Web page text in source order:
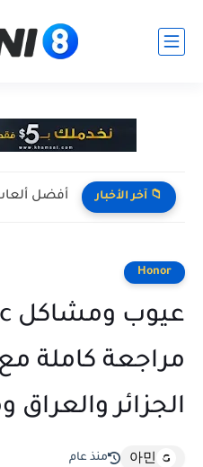
📁 آخر الأخبار
Honor
مراجعة كاملة
الجزائر
아민 منذ عام